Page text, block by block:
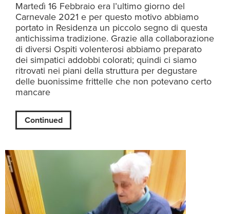
Martedì 16 Febbraio era l’ultimo giorno del
Carnevale 2021 e per questo motivo abbiamo
portato in Residenza un piccolo segno di questa
antichissima tradizione. Grazie alla collaborazione
di diversi Ospiti volenterosi abbiamo preparato
dei simpatici addobbi colorati; quindi ci siamo
ritrovati nei piani della struttura per degustare
delle buonissime frittelle che non potevano certo
mancare
Continued